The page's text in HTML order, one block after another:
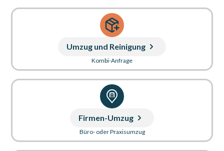
Umzug und Reinigung
Kombi-Anfrage
Firmen-Umzug
Büro- oder Praxisumzug